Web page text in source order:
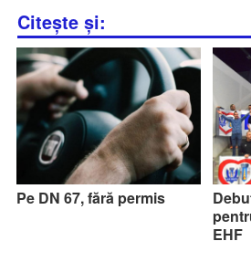
Citește și:
Pe DN 67, fără permis
EHF